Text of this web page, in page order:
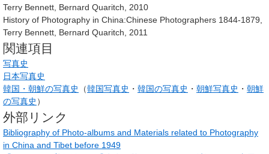
Terry Bennett, Bernard Quaritch, 2010
History of Photography in China:Chinese Photographers 1844-1879,
Terry Bennett, Bernard Quaritch, 2011
関連項目
写真史
日本写真史
韓国・朝鮮の写真史
（韓国写真史 ・ 韓国の写真史 ・ 朝鮮写真史 ・ 朝鮮
の写真史 ）
外部リンク
Bibliography of Photo-albums and Materials related to Photography
in China and Tibet before 1949